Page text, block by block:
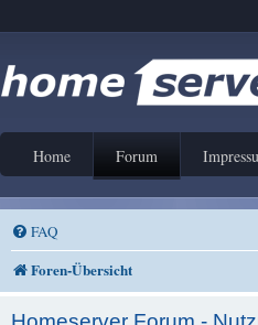
Home Forum
FAQ
Foren-Übersicht